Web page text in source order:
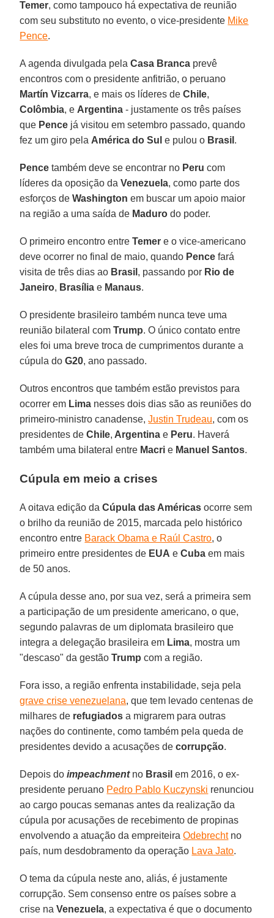
Temer, como tampouco há expectativa de reunião
com seu substituto no evento, o vice-presidente Mike
Pence.
A agenda divulgada pelaCasa Branca prevê
encontros com o presidente anfitrião, o peruano
Martín Vizcarra, e mais os líderes deChile,
Colômbia, e Argentina - justamente os três países
que Pence já visitou em setembro passado, quando
fez um giro pela América do Sul e pulou o Brasil .
Pence também deve se encontrar no Peru com
líderes da oposição da Venezuela, como parte dos
esforços deWashington em buscar um apoio maior
na região a uma saída de Maduro do poder.
O primeiro encontro entreTemer e o vice-americano
deve ocorrer no final de maio, quando Pence fará
visita de três dias ao Brasil , passando por Rio de
Janeiro, Brasília e Manaus.
O presidente brasileiro também nunca teve uma
reunião bilateral comTrump. O único contato entre
eles foi uma breve troca de cumprimentos durante a
cúpula doG20, ano passado.
Outros encontros que também estão previstos para
ocorrer em Lima nesses dois dias são as reuniões do
primeiro-ministro canadense,Justin Trudeau, com os
presidentes deChile, Argentina e Peru. Haverá
também uma bilateral entre Macri e Manuel Santos.
Cúpula em meio a crises
A oitava edição daCúpula das Américas ocorre sem
o brilho da reunião de 2015, marcada pelo histórico
encontro entre Barack Obama e Raúl Castro, o
primeiro entre presidentes de EUA eCuba em mais
de 50 anos.
A cúpula desse ano, por sua vez, será a primeira sem
a participação de um presidente americano, o que,
segundo palavras de um diplomata brasileiro que
integra a delegação brasileira em Lima, mostra um
"descaso" da gestãoTrump com a região.
Fora isso, a região enfrenta instabilidade, seja pela
grave crise venezuelana, que tem levado centenas de
milhares de refugiados a migrarem para outras
nações do continente, como também pela queda de
presidentes devido a acusações decorrupção.
Depois doimpeachmentno Brasil em 2016, o ex-
presidente peruano Pedro Pablo Kuczynski renunciou
ao cargo poucas semanas antes da realização da
cúpula por acusações de recebimento de propinas
envolvendo a atuação da empreiteiraOdebrechtno
país, num desdobramento da operação Lava Jato.
O tema da cúpula neste ano, aliás, é justamente
corrupção. Sem consenso entre os países sobre a
crise naVenezuela, a expectativa é que o documento